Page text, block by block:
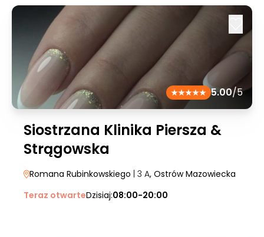
5.00/5
Siostrzana Klinika Piersza &
Strągowska
Romana Rubinkowskiego | 3 A, Ostrów Mazowiecka
Teraz otwarteDzisiaj:08:00-20:00